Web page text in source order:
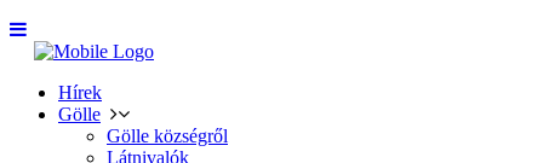
Hírek
Gölle
Gölle községről
Látnivalók